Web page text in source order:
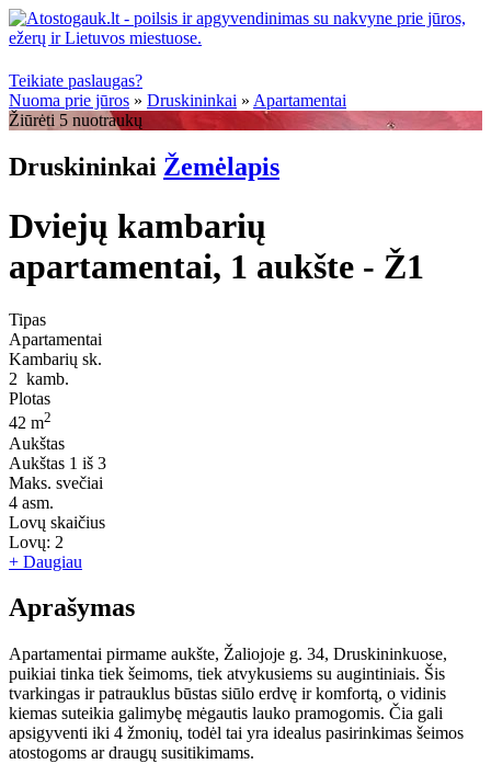
Teikiate paslaugas?
Nuoma prie jūros » Druskininkai » Apartamentai
Žiūrėti 5 nuotraukų
Druskininkai Žemėlapis
Dviejų kambarių
apartamentai, 1 aukšte - Ž1
Tipas
Apartamentai
Kambarių sk.
2 kamb.
Plotas
42 m2
Aukštas
Aukštas 1 iš 3
Maks. svečiai
4 asm.
Lovų skaičius
Lovų: 2
+ Daugiau
Aprašymas
Apartamentai pirmame aukšte, Žaliojoje g. 34, Druskininkuose,
puikiai tinka tiek šeimoms, tiek atvykusiems su augintiniais. Šis
tvarkingas ir patrauklus būstas siūlo erdvę ir komfortą, o vidinis
kiemas suteikia galimybę mėgautis lauko pramogomis. Čia gali
apsigyventi iki 4 žmonių, todėl tai yra idealus pasirinkimas šeimos
atostogoms ar draugų susitikimams.